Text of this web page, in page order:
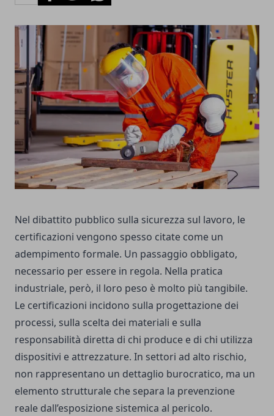
Nel dibattito pubblico sulla sicurezza sul lavoro, le
certificazioni vengono spesso citate come un
adempimento formale. Un passaggio obbligato,
necessario per essere in regola. Nella pratica
industriale, però, il loro peso è molto più tangibile.
Le certificazioni incidono sulla progettazione dei
processi, sulla scelta dei materiali e sulla
responsabilità diretta di chi produce e di chi utilizza
dispositivi e attrezzature. In settori ad alto rischio,
non rappresentano un dettaglio burocratico, ma un
elemento strutturale che separa la prevenzione
reale dall’esposizione sistemica al pericolo.